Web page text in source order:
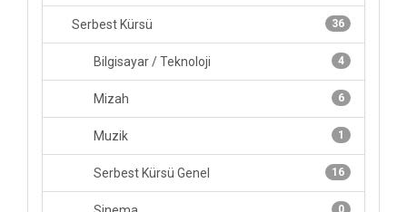
36
Serbest Kürsü
4
Bilgisayar / Teknoloji
6
Mizah
1
Muzik
16
Serbest Kürsü Genel
0